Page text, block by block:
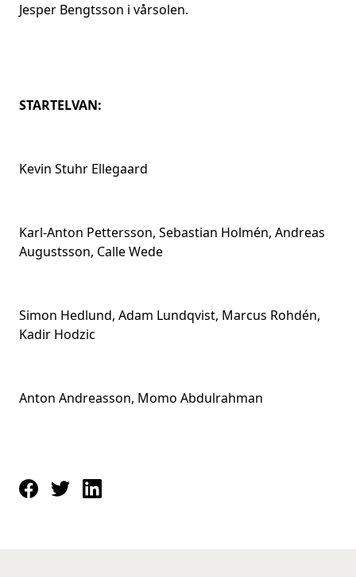
Jesper Bengtsson i vårsolen.
STARTELVAN:
Kevin Stuhr Ellegaard
Karl-Anton Pettersson, Sebastian Holmén, Andreas
Augustsson, Calle Wede
Simon Hedlund, Adam Lundqvist, Marcus Rohdén,
Kadir Hodzic
Anton Andreasson, Momo Abdulrahman